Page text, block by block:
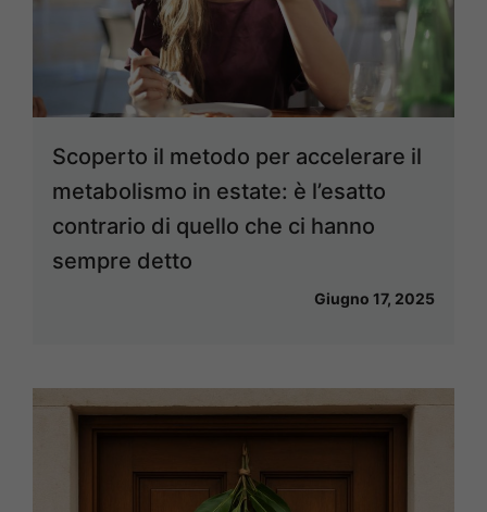
Scoperto il metodo per accelerare il
metabolismo in estate: è l’esatto
contrario di quello che ci hanno
sempre detto
Giugno 17, 2025